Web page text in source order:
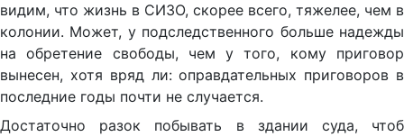
видим, что жизнь в СИЗО, скорее всего, тяжелее, чем в
колонии. Может, у подследственного больше надежды
на обретение свободы, чем у того, кому приговор
вынесен, хотя вряд ли: оправдательных приговоров в
последние годы почти не случается.
Достаточно разок побывать в здании суда, чтоб